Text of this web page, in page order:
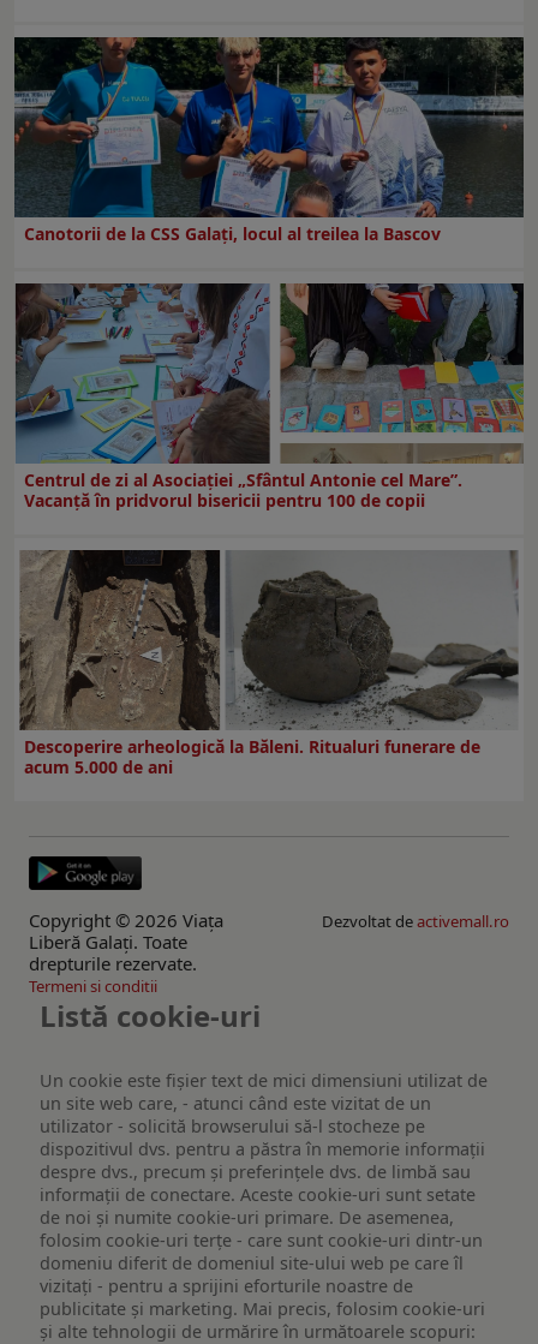
Canotorii de la CSS Galați, locul al treilea la Bascov
Centrul de zi al Asociației „Sfântul Antonie cel Mare”.
Vacanță în pridvorul bisericii pentru 100 de copii
Descoperire arheologică la Băleni. Ritualuri funerare de
acum 5.000 de ani
Copyright © 2026 Viaţa
Liberă Galaţi. Toate
drepturile rezervate.
Dezvoltat deactivemall.ro
Termeni si conditii
Listă cookie-uri
Un cookie este fişier text de mici dimensiuni utilizat de
un site web care, - atunci când este vizitat de un
utilizator - solicită browserului să-l stocheze pe
dispozitivul dvs. pentru a păstra în memorie informații
despre dvs., precum și preferințele dvs. de limbă sau
informații de conectare. Aceste cookie-uri sunt setate
de noi și numite cookie-uri primare. De asemenea,
folosim cookie-uri terțe - care sunt cookie-uri dintr-un
domeniu diferit de domeniul site-ului web pe care îl
vizitați - pentru a sprijini eforturile noastre de
publicitate și marketing. Mai precis, folosim cookie-uri
și alte tehnologii de urmărire în următoarele scopuri: